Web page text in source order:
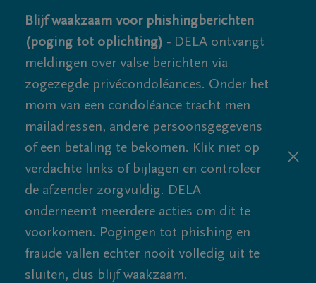
Blijf waakzaam voor phishingberichten
(poging tot oplichting) - DELA ontvangt
meldingen over valse berichten via
zogezegde privécondoléances. Onder het
mom van een condoléance tracht men
mailadressen, andere persoonsgegevens
of een betaling te bekomen. Klik niet op
verdachte links of bijlagen en controleer
de afzender zorgvuldig. DELA
onderneemt meerdere acties om dit te
voorkomen. Pogingen tot phishing en
fraude vallen echter nooit volledig uit te
sluiten, dus blijf waakzaam.